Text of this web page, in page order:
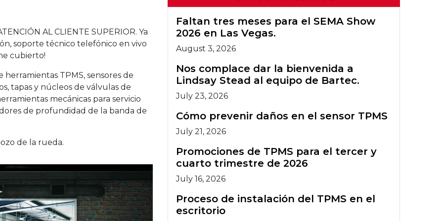
Registro de
TPMS
Accesorios TPMS
TPMS
Herramientas
herramientas
TPMS
Primeros Bartec
Boletines de
del TPMS
Wi-Fi de
AL CLIENTE SUPERIOR. Ya
soporte técnico telefónico en vivo
cubierto!
TPMS, sensores de
tapas y núcleos de válvulas de
mecánicas para servicio
de profundidad de la banda de
de la rueda.
Faltan tres meses para el SEMA Show
2026 en Las Vegas.
August 3, 2026
Nos complace dar la bienvenida a
Lindsay Stead al equipo de Bartec.
July 23, 2026
Cómo prevenir daños en el sensor TPMS
July 21, 2026
Promociones de TPMS para el tercer y
cuarto trimestre de 2026
July 16, 2026
Proceso de instalación del TPMS en el
escritorio